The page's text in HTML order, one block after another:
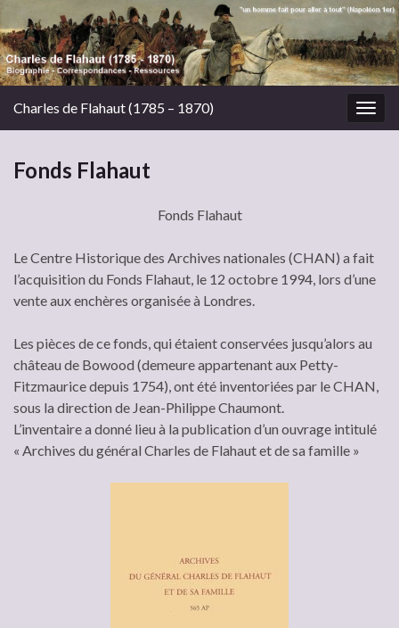
Charles de Flahaut (1785 – 1870)
Fonds Flahaut
Fonds Flahaut
Le Centre Historique des Archives nationales (CHAN) a fait
l’acquisition du Fonds Flahaut, le 12 octobre 1994, lors d’une
vente aux enchères organisée à Londres.
Les pièces de ce fonds, qui étaient conservées jusqu’alors au
château de Bowood (demeure appartenant aux Petty-
Fitzmaurice depuis 1754), ont été inventoriées par le CHAN,
sous la direction de Jean-Philippe Chaumont.
L’inventaire a donné lieu à la publication d’un ouvrage intitulé
« Archives du général Charles de Flahaut et de sa famille »